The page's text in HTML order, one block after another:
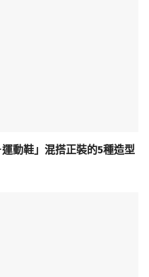
動鞋」混搭正裝的5種造型